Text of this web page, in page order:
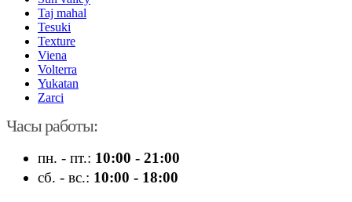
Taj mahal
Tesuki
Texture
Viena
Volterra
Yukatan
Zarci
Часы работы:
пн. - пт.: 10:00 - 21:00
сб. - вс.: 10:00 - 18:00